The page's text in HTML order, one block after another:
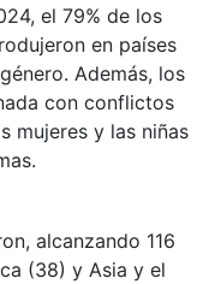
el 79% de los
en países
Además, los
con conflictos
mujeres y las niñas
alcanzando 116
(38) y Asia y el